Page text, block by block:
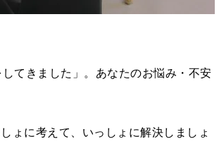
てきました」。あなたのお悩み・不安
ょに考えて、いっしょに解決しましょ